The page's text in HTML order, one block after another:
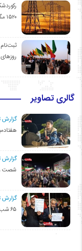
۱۵۲۰ مگاواتی با «قرار همدلی» مردم
گالری تصاویر
گزارش
گزارش
شصت و
گزارش
۶۵ شب از حماسه مهدیشهری ها گذشت